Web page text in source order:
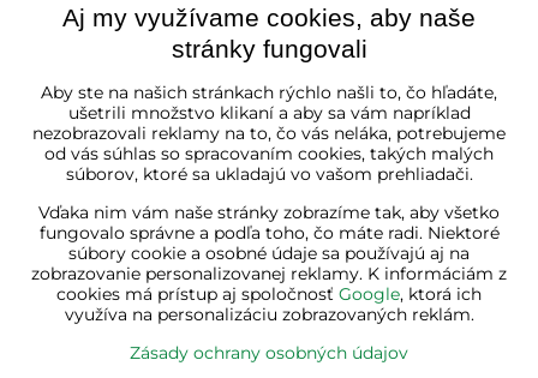
Aj my využívame cookies, aby naše
stránky fungovali
Aby ste na našich stránkach rýchlo našli to, čo hľadáte,
ušetrili množstvo klikaní a aby sa vám napríklad
nezobrazovali reklamy na to, čo vás neláka, potrebujeme
od vás súhlas so spracovaním cookies, takých malých
súborov, ktoré sa ukladajú vo vašom prehliadači.
Vďaka nim vám naše stránky zobrazíme tak, aby všetko
fungovalo správne a podľa toho, čo máte radi. Niektoré
súbory cookie a osobné údaje sa používajú aj na
zobrazovanie personalizovanej reklamy. K informáciám z
cookies má prístup aj spoločnosť Google, ktorá ich
využíva na personalizáciu zobrazovaných reklám.
Zásady ochrany osobných údajov